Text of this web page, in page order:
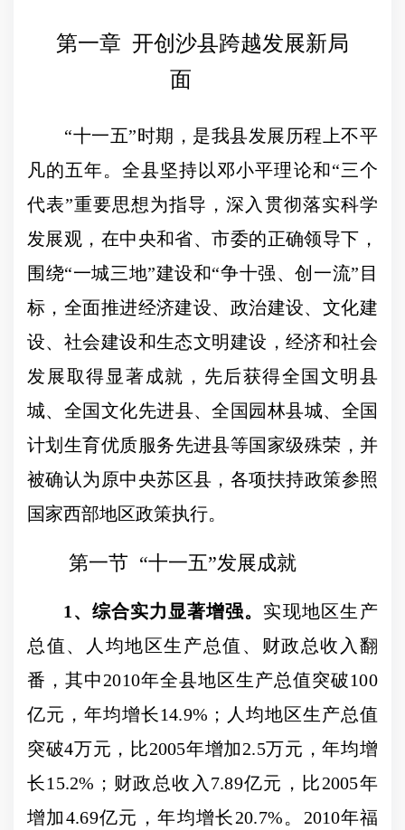
第一章 开创沙县跨越发展新局
面
“十一五”时期，是我县发展历程上不平
凡的五年。全县坚持以邓小平理论和“三个
代表”重要思想为指导，深入贯彻落实科学
发展观，在中央和省、市委的正确领导下，
围绕“一城三地”建设和“争十强、创一流”目
标，全面推进经济建设、政治建设、文化建
设、社会建设和生态文明建设，经济和社会
发展取得显著成就， 先后获得全国文明县
城、全国文化先进县、全国园林县城、全国
计划生育优质服务先进县等国家级殊荣，并
被确认为原中央苏区县，各项扶持政策参照
国家西部地区政策执行。
第一节 “十一五”发展成就
1 、综合实力显著增强。 实现地区生产
总值、人均地区生产总值、财政总收入翻
番，其中2010年全县地区生产总值突破100
亿元，年均增长14.9% ；人均地区生产总值
突破4万元，比2005年增加2.5万元，年均增
长15.2% ；财政总收入 7.89亿元，比2005年
增加4.69亿元，年均增长20.7%。 2010年福